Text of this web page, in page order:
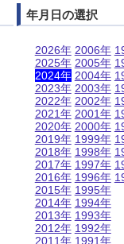
年月日の選択
2026年
2025年
2024年
2023年
2022年
2021年
2020年
2019年
2018年
2017年
2016年
2015年
2014年
2013年
2012年
2011年
2006年
2005年
2004年
2003年
2002年
2001年
2000年
1999年
1998年
1997年
1996年
1995年
1994年
1993年
1992年
1991年